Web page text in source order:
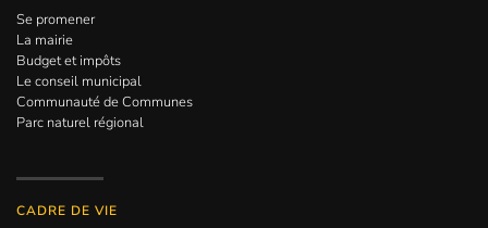
Se promener
La mairie
Budget et impôts
Le conseil municipal
Communauté de Communes
Parc naturel régional
CADRE DE VIE